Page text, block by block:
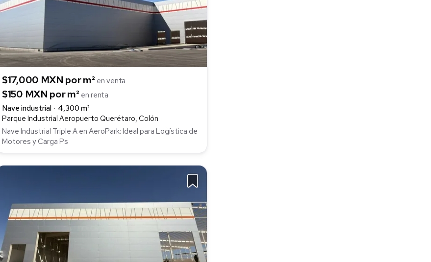
$17,000 MXN por m² en venta
$150 MXN por m² en renta
Nave industrial
4,300 m²
Parque Industrial Aeropuerto Querétaro, Colón
Nave Industrial Triple A en AeroPark: Ideal para Logística de
Motores y Carga Ps